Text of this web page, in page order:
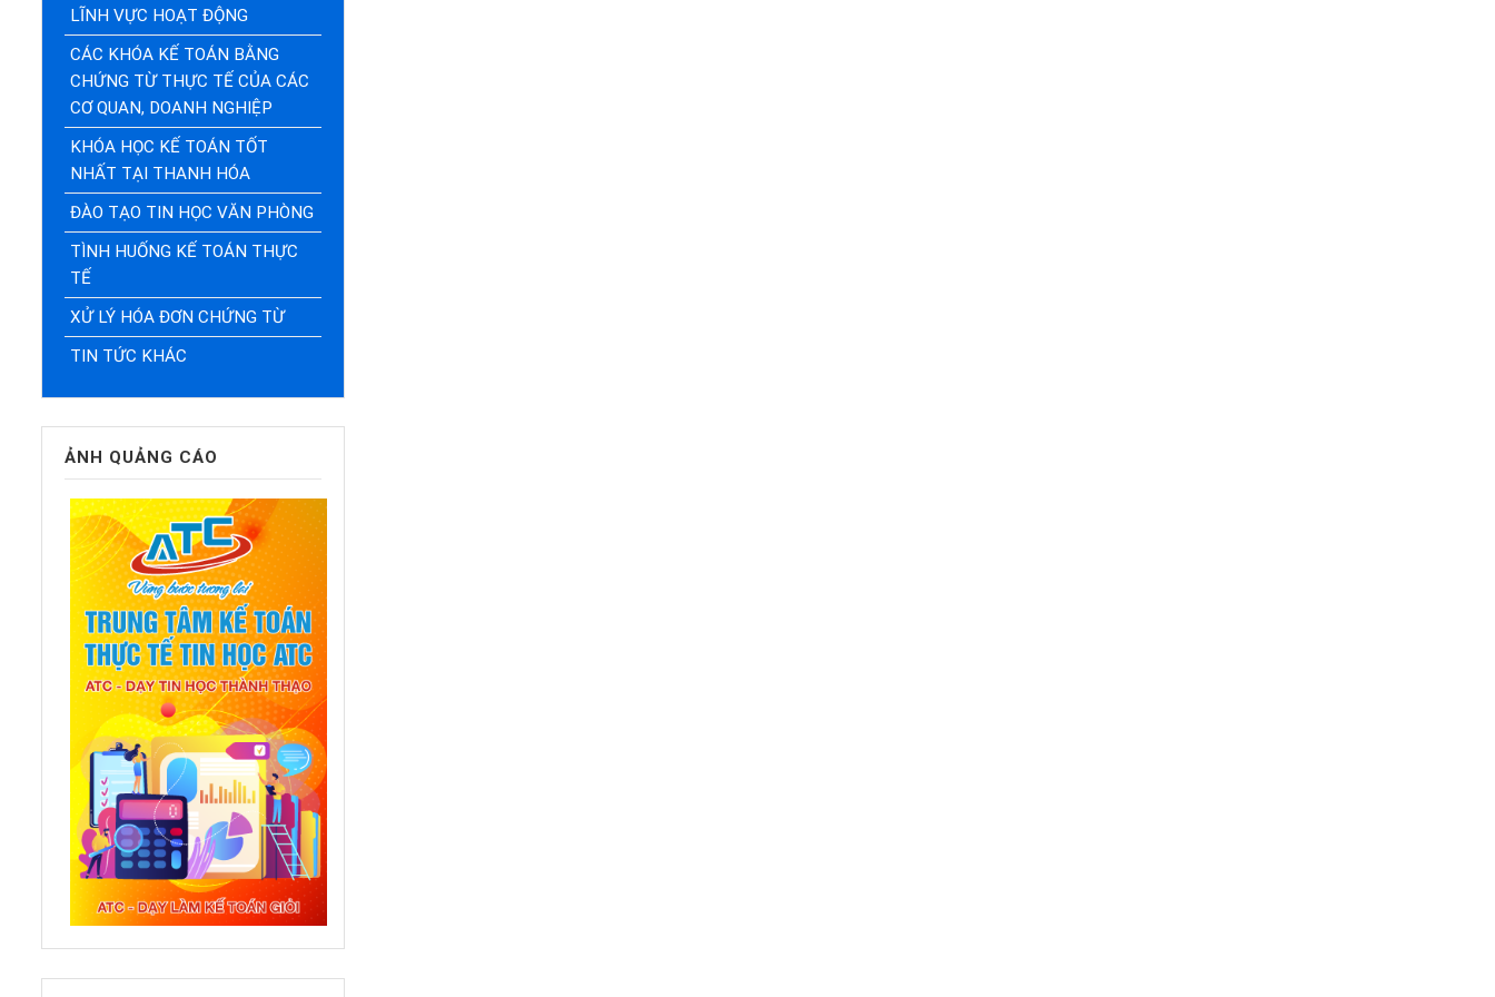
LĨNH VỰC HOẠT ĐỘNG
CÁC KHÓA KẾ TOÁN BẰNG
CHỨNG TỪ THỰC TẾ CỦA CÁC
CƠ QUAN, DOANH NGHIỆP
KHÓA HỌC KẾ TOÁN TỐT
NHẤT TẠI THANH HÓA
ĐÀO TẠO TIN HỌC VĂN PHÒNG
TÌNH HUỐNG KẾ TOÁN THỰC
TẾ
XỬ LÝ HÓA ĐƠN CHỨNG TỪ
TIN TỨC KHÁC
ẢNH QUẢNG CÁO